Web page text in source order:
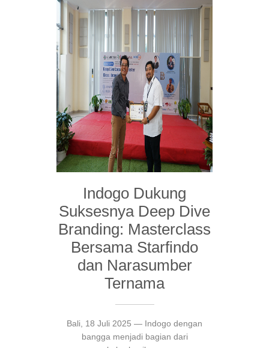
Indogo Dukung
Suksesnya Deep Dive
Branding: Masterclass
Bersama Starfindo
dan Narasumber
Ternama
Bali, 18 Juli 2025 — Indogo dengan
bangga menjadi bagian dari